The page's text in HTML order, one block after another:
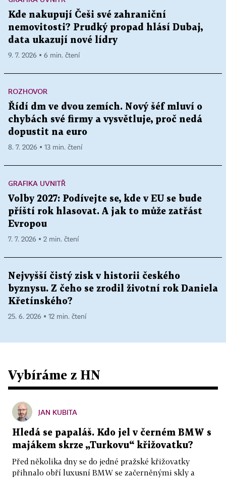
Kde nakupují Češi své zahraniční
nemovitosti? Prudký propad hlásí Dubaj,
data ukazují nové lídry
9. 7. 2026 ▪ 6 min. čtení
ROZHOVOR
Řídí dm ve dvou zemích. Nový šéf mluví o
chybách své firmy a vysvětluje, proč nedá
dopustit na euro
8. 7. 2026 ▪ 13 min. čtení
GRAFIKA UVNITŘ
Volby 2027: Podívejte se, kde v EU se bude
příští rok hlasovat. A jak to může zatřást
Evropou
7. 7. 2026 ▪ 2 min. čtení
Nejvyšší čistý zisk v historii českého
byznysu. Z čeho se zrodil životní rok Daniela
Křetínského?
25. 6. 2026 ▪ 12 min. čtení
Vybíráme z HN
JAN KUBITA
Hledá se papaláš. Kdo jel v černém BMW s
majákem skrze „Turkovu“ křižovatku?
Před několika dny se do jedné pražské křižovatky
přihnalo obří luxusní BMW se začerněnými skly a